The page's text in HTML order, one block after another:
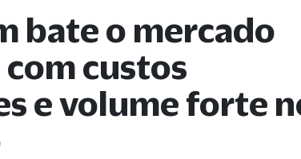
bate o mercado
com custos
e volume forte